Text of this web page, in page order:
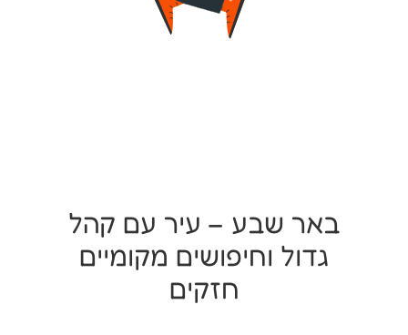
באר שבע – עיר עם קהל
גדול וחיפושים מקומיים
חזקים